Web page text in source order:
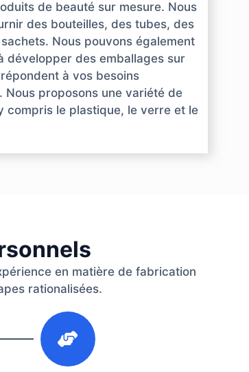
de beauté sur mesure. Nous
des bouteilles, des tubes, des
Nous pouvons également
développer des emballages sur
à vos besoins
Nous proposons une variété de
compris le plastique, le verre et le
en matière de fabrication
rationalisées.